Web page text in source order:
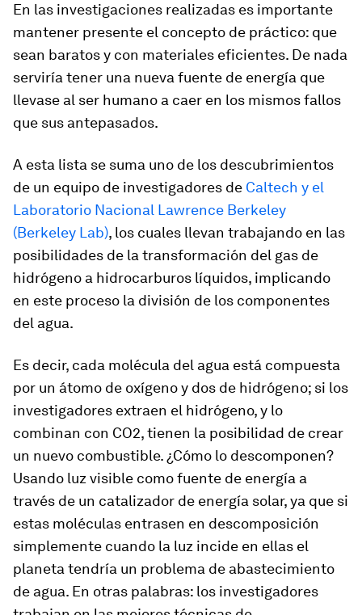
En las investigaciones realizadas es importante
mantener presente el concepto de práctico: que
sean baratos y con materiales eficientes. De nada
serviría tener una nueva fuente de energía que
llevase al ser humano a caer en los mismos fallos
que sus antepasados.
A esta lista se suma uno de los descubrimientos
de un equipo de investigadores de Caltech y el
Laboratorio Nacional Lawrence Berkeley
(Berkeley Lab), los cuales llevan trabajando en las
posibilidades de la transformación del gas de
hidrógeno a hidrocarburos líquidos, implicando
en este proceso la división de los componentes
del agua.
Es decir, cada molécula del agua está compuesta
por un átomo de oxígeno y dos de hidrógeno; si los
investigadores extraen el hidrógeno, y lo
combinan con CO2, tienen la posibilidad de crear
un nuevo combustible. ¿Cómo lo descomponen?
Usando luz visible como fuente de energía a
través de un catalizador de energía solar, ya que si
estas moléculas entrasen en descomposición
simplemente cuando la luz incide en ellas el
planeta tendría un problema de abastecimiento
de agua. En otras palabras: los investigadores